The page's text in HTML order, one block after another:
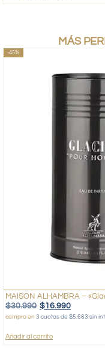
MÁS
-45%
MAISON ALHAMBRA –
$30.990 $16.990
compra en 3 cuotas de $5.663 sin
Añadir al carrito